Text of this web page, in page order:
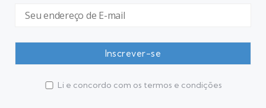
Li e concordo com os termos e condições